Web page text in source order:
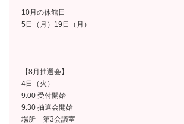
10月の休館日
5日（月）19日（月）
【8月抽選会】
4日（火）
9:00 受付開始
9:30 抽選会開始
場所 第3会議室